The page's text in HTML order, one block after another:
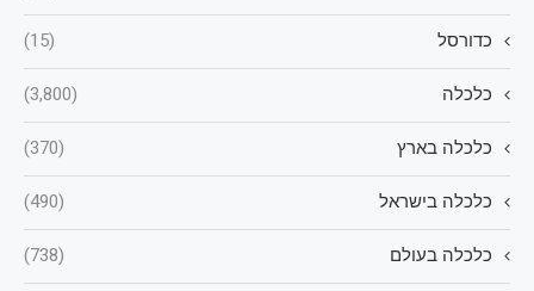
כדורסל (15)
כלכלה (3,800)
כלכלה בארץ (370)
כלכלה בישראל (490)
כלכלה בעולם (738)